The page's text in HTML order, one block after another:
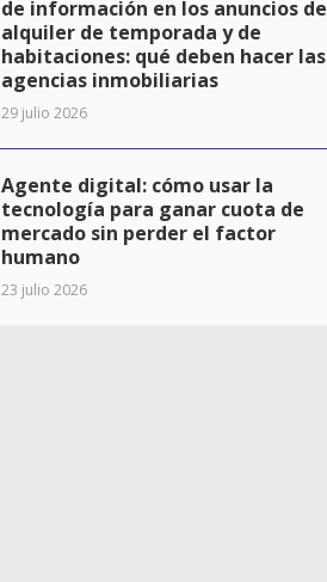
de información en los anuncios de
alquiler de temporada y de
habitaciones: qué deben hacer las
agencias inmobiliarias
29 julio 2026
Agente digital: cómo usar la
tecnología para ganar cuota de
mercado sin perder el factor
humano
23 julio 2026